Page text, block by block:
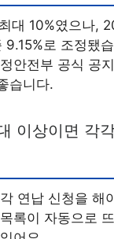
대 10%였으나,
9.15%로 조정됐
안전부 공식 공
습니다.
이상이면 각
연납 신청을 해
록이 자동으로